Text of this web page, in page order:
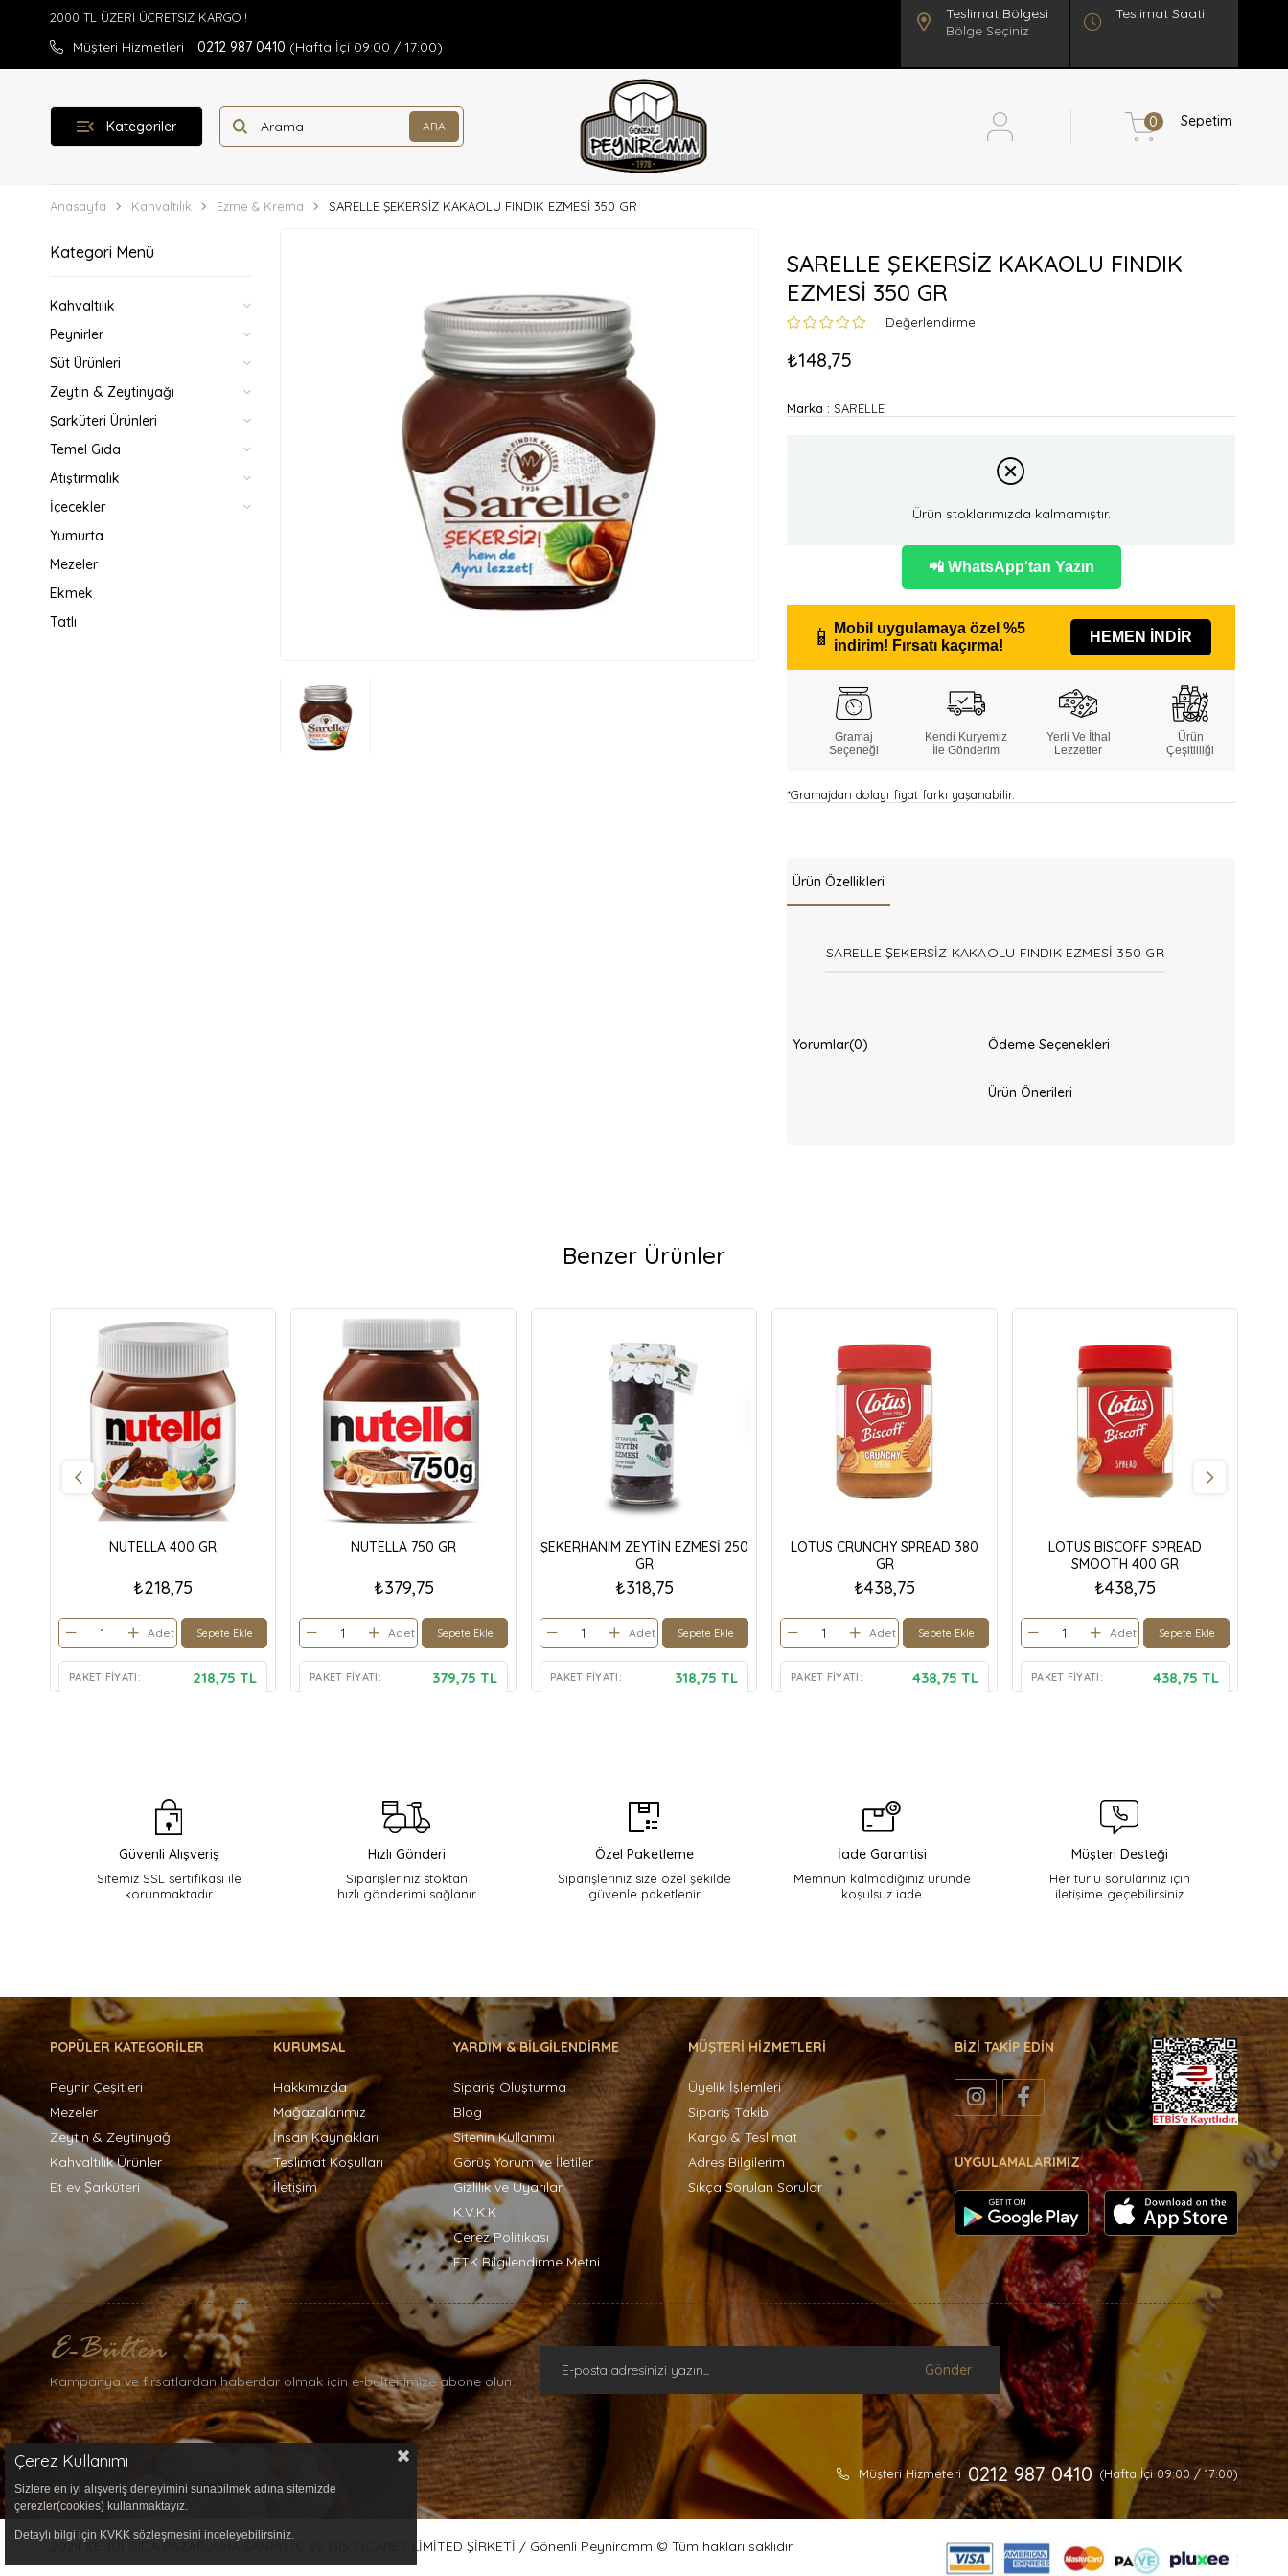
Müşteri Hizmetleri 0212 987 0410 (Hafta İçi 09:00 / 17:00)
Bölge Seçiniz
Teslimat Saati
Kategoriler Sepetim
0
Anasayfa Kahvaltılık Ezme & Krema SARELLE ŞEKERSİZ KAKAOLU FINDIK EZMESİ 350 GR
Kategori Menü
Kahvaltılık
Peynirler
Süt Ürünleri
Zeytin & Zeytinyağı
Şarküteri Ürünleri
Temel Gıda
Atıştırmalık
İçecekler
Yumurta
Mezeler
Ekmek
Tatlı
SARELLE ŞEKERSİZ KAKAOLU FINDIK
EZMESİ 350 GR
Değerlendirme
₺148,75
Marka : SARELLE
Ürün stoklarımızda kalmamıştır.
📲 WhatsApp'tan Yazın
📱 Mobil uygulamaya özel %5
indirim! Fırsatı kaçırma!
HEMEN İNDİR
Gramaj
Seçeneği
Kendi Kuryemiz
İle Gönderim
Yerli Ve İthal
Lezzetler
Ürün
Çeşitliliği
*Gramajdan dolayı fiyat farkı yaşanabilir.
Ürün Özellikleri
SARELLE ŞEKERSİZ KAKAOLU FINDIK EZMESİ 350 GR
Yorumlar(0) Ödeme Seçenekleri
Ürün Önerileri
Benzer Ürünler
NUTELLA 400 GR
₺218,75
Adet Sepete Ekle
PAKET FIYATI: 218,75 TL
NUTELLA 750 GR
₺379,75
Adet Sepete Ekle
PAKET FIYATI: 379,75 TL
ŞEKERHANIM ZEYTİN EZMESİ 250
GR
₺318,75
Adet Sepete Ekle
PAKET FIYATI: 318,75 TL
LOTUS CRUNCHY SPREAD 380
GR
₺438,75
Adet Sepete Ekle
PAKET FIYATI: 438,75 TL
LOTUS BISCOFF SPREAD
SMOOTH 400 GR
₺438,75
Adet Sepete Ekle
PAKET FIYATI: 438,75 TL
Güvenli Alışveriş
Sitemiz SSL sertifikası ile
korunmaktadır
Hızlı Gönderi
Siparişleriniz stoktan
hızlı gönderimi sağlanır
Özel Paketleme
Siparişleriniz size özel şekilde
güvenle paketlenir
İade Garantisi
Memnun kalmadığınız üründe
koşulsuz iade
Müşteri Desteği
Her türlü sorularınız için
iletişime geçebilirsiniz
POPÜLER KATEGORİLER
Peynir Çeşitleri
Mezeler
Zeytin & Zeytinyağı
Kahvaltılık Ürünler
Et ev Şarküteri
KURUMSAL
Hakkımızda
Mağazalarımız
İnsan Kaynakları
Teslimat Koşulları
İletişim
YARDIM & BİLGİLENDİRME
Sipariş Oluşturma
Blog
Sitenin Kullanımı
Görüş Yorum ve İletiler
Gizlilik ve Uyarılar
K.V.K.K
Çerez Politikası
ETK Bilgilendirme Metni
MÜŞTERİ HİZMETLERİ
Üyelik İşlemleri
Sipariş Takibi
Kargo & Teslimat
Adres Bilgilerim
Sıkça Sorulan Sorular
BİZİ TAKİP EDİN
UYGULAMALARIMIZ
Kampanya ve fırsatlardan haberdar olmak için e-bültenimize abone olun.
Gönder
Müşteri Hizmeteri 0212 987 0410 (Hafta İçi 09:00 / 17:00)
2024 KENDİ GIDA PAZARLAMA SANAYİ İÇ VE DIŞ TİCARET LİMİTED ŞİRKETİ / Gönenli Peynircmm © Tüm hakları saklıdır.
Çerez Kullanımı
Sizlere en iyi alışveriş deneyimini sunabilmek adına sitemizde
çerezler(cookies) kullanmaktayız.
Detaylı bilgi için KVKK sözleşmesini inceleyebilirsiniz.